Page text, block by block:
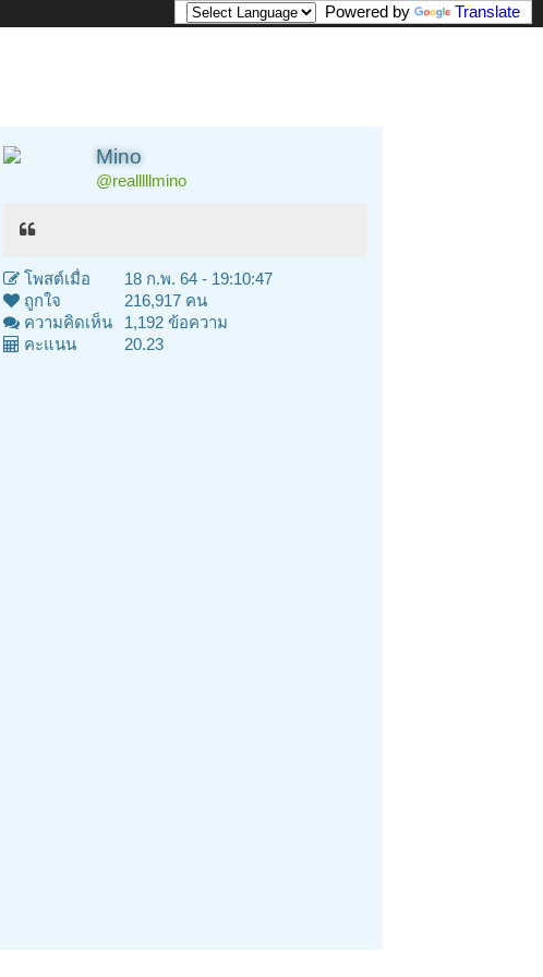
Powered by Translate
Mino
@realllllmino
โพสต์เมื่อ
18 ก.พ. 64 - 19:10:47
ถูกใจ
216,917 คน
ความคิดเห็น
1,192 ข้อความ
คะแนน
20.23